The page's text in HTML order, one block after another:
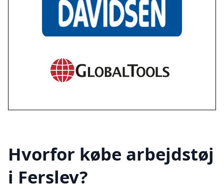
Hvorfor købe arbejdstøj
i Ferslev?